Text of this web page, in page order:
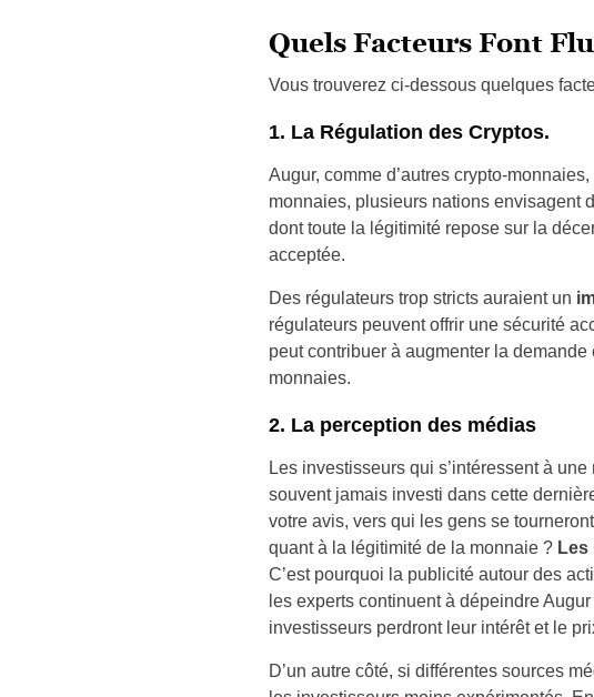
Quels Facteurs Font
Vous trouverez ci-dessous quelques
1. La Régulation des Cryptos.
Augur, comme d’autres crypto-
monnaies, plusieurs nations envisagent
dont toute la légitimité repose sur la
acceptée.
Des régulateurs trop stricts auraient un
régulateurs peuvent offrir une sécurité
peut contribuer à augmenter la
monnaies.
2. La perception des médias
Les investisseurs qui s’intéressent à
souvent jamais investi dans cette
votre avis, vers qui les gens se
quant à la légitimité de la monnaie ? Les
C’est pourquoi la publicité autour des
les experts continuent à dépeindre
investisseurs perdront leur intérêt et le
D’un autre côté, si différentes sources